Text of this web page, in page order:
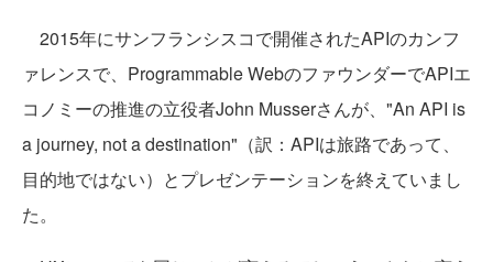
2015年にサンフランシスコで開催されたAPIのカンフ
ァレンスで、Programmable WebのファウンダーでAPIエ
コノミーの推進の立役者John Musserさんが、"An API is
a journey, not a destination"（訳：APIは旅路であって、
目的地ではない）とプレゼンテーションを終えていまし
た。